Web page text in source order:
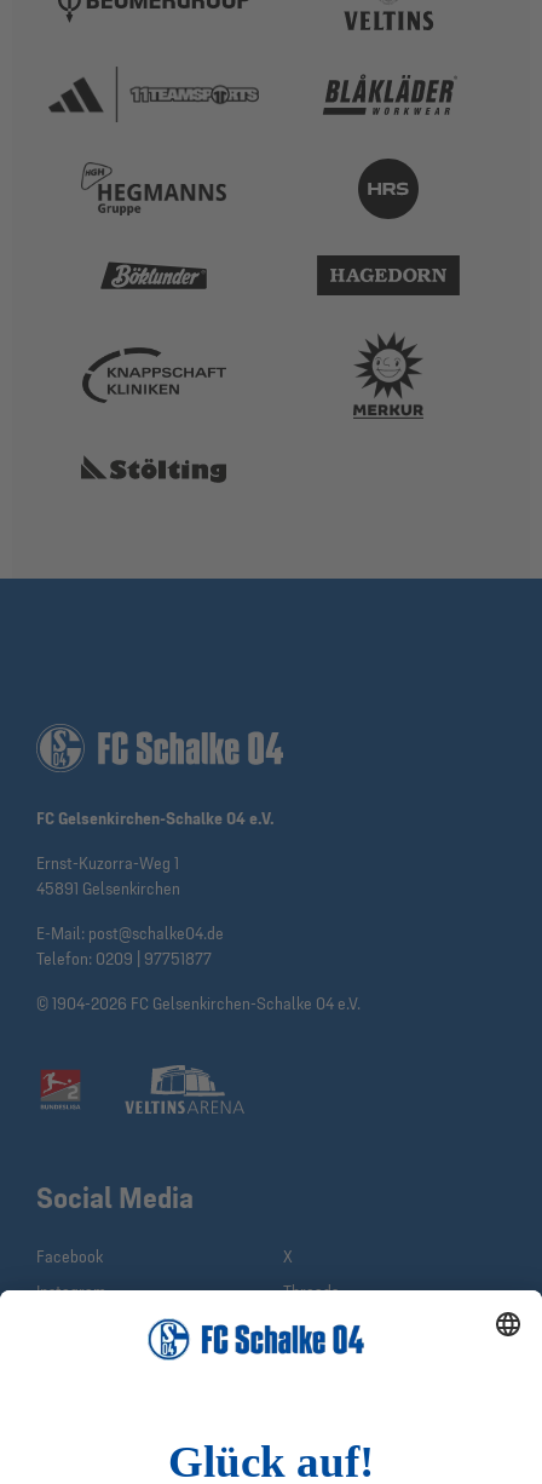
FC Gelsenkirchen-Schalke 04 e.V.
Ernst-Kuzorra-Weg 1
45891 Gelsenkirchen
E-Mail: post@schalke04.de
Telefon: 0209 | 97751877
© 1904-2026 FC Gelsenkirchen-Schalke 04 e.V.
Quicklinks
Social Media
Facebook
X
Instagram
Threads
WhatsApp